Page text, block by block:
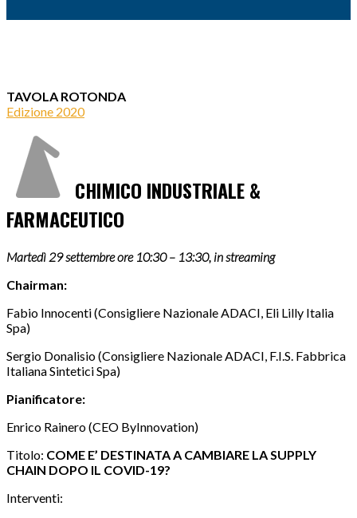
TAVOLA ROTONDA
Edizione 2020
CHIMICO INDUSTRIALE &
FARMACEUTICO
Martedì 29 settembre ore 10:30 – 13:30, in streaming
Chairman:
Fabio Innocenti (Consigliere Nazionale ADACI, Eli Lilly Italia
Spa)
Sergio Donalisio (Consigliere Nazionale ADACI, F.I.S. Fabbrica
Italiana Sintetici Spa)
Pianificatore:
Enrico Rainero (CEO ByInnovation)
Titolo: COME E’ DESTINATA A CAMBIARE LA SUPPLY
CHAIN DOPO IL COVID-19?
Interventi: